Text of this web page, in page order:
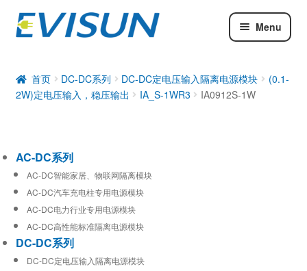
Menu
DC-DC系列
工业通信模块
首页 DC-DC系列 DC-DC定电压输入隔离电源模块
(0.1-
2W)定电压输入，稳压输出
IA_S-1WR3 IA0912S-1W
AC-DC系列
AC-DC智能家居、物联网隔离模块
AC-DC汽车充电柱专用电源模块
AC-DC电力行业专用电源模块
AC-DC高性能标准隔离电源模块
DC-DC系列
DC-DC定电压输入隔离电源模块